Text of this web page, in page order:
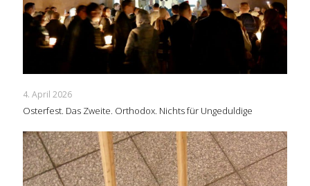
4. April 2026
Osterfest. Das Zweite. Orthodox. Nichts für Ungeduldige